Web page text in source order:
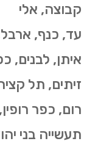
קבוצה, אלי
עד, כנף,
איתן, לבנים,
זיתים, תל
רום, כפר
תעשייה בני